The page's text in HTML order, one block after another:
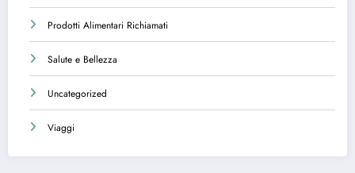
Prodotti Alimentari Richiamati
Salute e Bellezza
Uncategorized
Viaggi